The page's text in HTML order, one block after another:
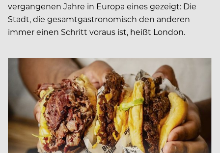
vergangenen Jahre in Europa eines gezeigt: Die
Stadt, die gesamtgastronomisch den anderen
immer einen Schritt voraus ist, heißt London.